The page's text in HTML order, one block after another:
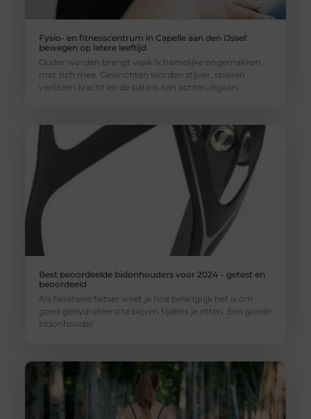
Fysio- en fitnesscentrum in Capelle aan den IJssel:
bewegen op latere leeftijd
Ouder worden brengt vaak lichamelijke ongemakken
met zich mee. Gewrichten worden stijver, spieren
verliezen kracht en de balans kan achteruitgaan.
Best beoordeelde bidonhouders voor 2024 – getest en
beoordeeld
Als fanatieke fietser weet je hoe belangrijk het is om
goed gehydrateerd te blijven tijdens je ritten. Een goede
bidonhouder